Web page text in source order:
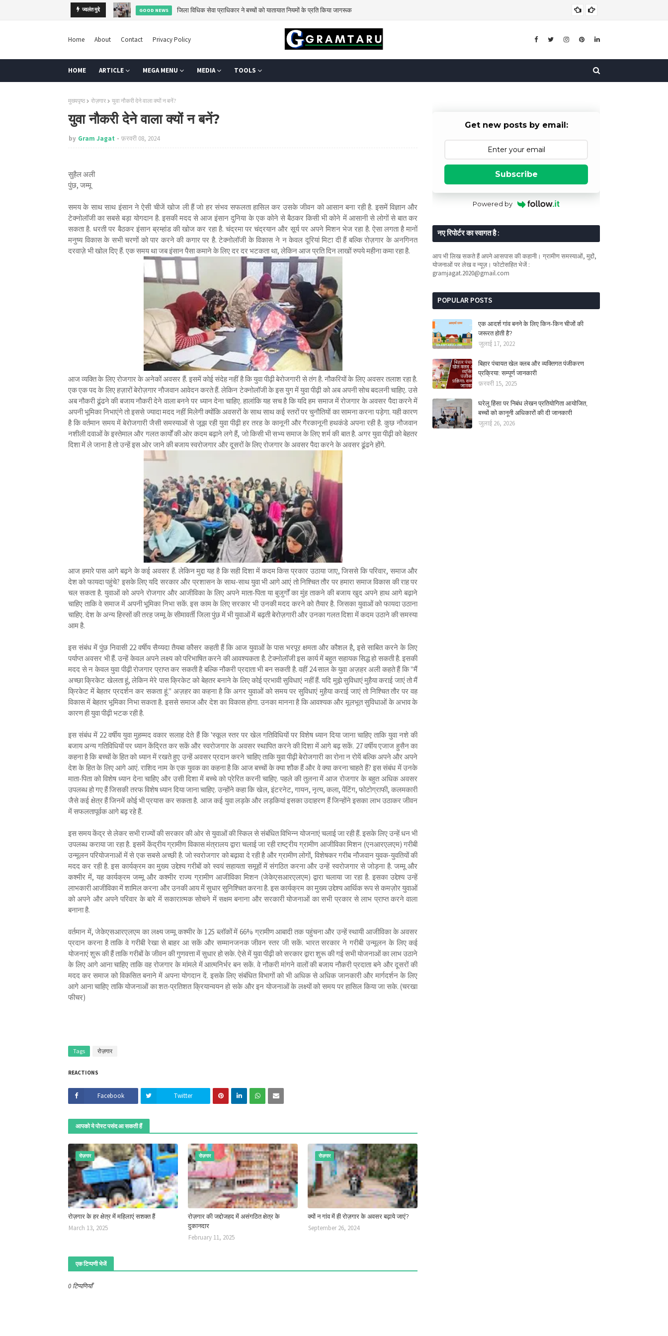
ज्वलंत मुद्दे GOOD NEWS जिला विधिक सेवा प्राधिकार ने बच्चों को यातायात नियमों के प्रति किया जागरूक
Home About Contact Privacy Policy
HOME ARTICLE MEGA MENU MEDIA TOOLS
मुख्यपृष्ठ रोज़गार युवा नौकरी देने वाला क्यों न बनें?
युवा नौकरी देने वाला क्यों न बनें?
by Gram Jagat फ़रवरी 08, 2024
सुहैल अली
पुंछ, जम्मू
समय के साथ साथ इंसान ने ऐसी चीजें खोज ली हैं जो हर संभव सफलता हासिल कर उसके जीवन को आसान बना रही है. इसमें विज्ञान और
टेक्नोलॉजी का सबसे बड़ा योगदान है. इसकी मदद से आज इंसान दुनिया के एक कोने से बैठकर किसी भी कोने में आसानी से लोगों से बात कर
सकता है. धरती पर बैठकर इंसान ब्रम्हांड की खोज कर रहा है. चंद्रमा पर चंद्रयान और सूर्य पर अपने मिशन भेज रहा है. ऐसा लगता है मानों
मनुष्य विकास के सभी चरणों को पार करने की कगार पर है. टेक्नोलॉजी के विकास ने न केवल दूरियां मिटा दी हैं बल्कि रोज़गार के अनगिनत
दरवाज़े भी खोल दिए हैं. एक समय था जब इंसान पैसा कमाने के लिए दर दर भटकता था, लेकिन आज प्रति दिन लाखों रुपये महीना कमा रहा है.
आज व्यक्ति के लिए रोजगार के अनेकों अवसर हैं. इसमें कोई संदेह नहीं है कि युवा पीढ़ी बेरोजगारी से तंग है. नौकरियों के लिए अवसर तलाश रहा है.
एक एक पद के लिए हज़ारों बेरोज़गार नौजवान आवेदन करते हैं. लेकिन टेक्नोलॉजी के इस युग में युवा पीढ़ी को अब अपनी सोच बदलनी चाहिए. उसे
अब नौकरी ढूंढने की बजाय नौकरी देने वाला बनने पर ध्यान देना चाहिए. हालांकि यह सच है कि यदि हम समाज में रोजगार के अवसर पैदा करने में
अपनी भूमिका निभाएंगे तो इससे ज्यादा मदद नहीं मिलेगी क्योंकि अवसरों के साथ साथ कई स्तरों पर चुनौतियों का सामना करना पड़ेगा. यही कारण
है कि वर्तमान समय में बेरोजगारी जैसी समस्याओं से जूझ रही युवा पीढ़ी हर तरह के कानूनी और गैरकानूनी हथकंडे अपना रही है. कुछ नौजवान
नशीली दवाओं के इस्तेमाल और गलत कार्यों की ओर कदम बढ़ाने लगे हैं, जो किसी भी सभ्य समाज के लिए शर्म की बात है. अगर युवा पीढ़ी को बेहतर
दिशा में ले जाना है तो उन्हें इस ओर जाने की बजाय स्वरोजगार और दूसरों के लिए रोजगार के अवसर पैदा करने के अवसर ढूंढने होंगे.
आज हमारे पास आगे बढ़ने के कई अवसर हैं. लेकिन मुद्दा यह है कि सही दिशा में कदम किस प्रकार उठाया जाए, जिससे कि परिवार, समाज और
देश को फायदा पहुंचे? इसके लिए यदि सरकार और प्रशासन के साथ-साथ युवा भी आगे आएं तो निश्चित तौर पर हमारा समाज विकास की राह पर
चल सकता है. युवाओं को अपने रोजगार और आजीविका के लिए अपने माता-पिता या बुजुर्गों का मुंह ताकने की बजाय खुद अपने हाथ आगे बढ़ाने
चाहिए ताकि वे समाज में अपनी भूमिका निभा सकें. इस काम के लिए सरकार भी उनकी मदद करने को तैयार है. जिसका युवाओं को फायदा उठाना
चाहिए. देश के अन्य हिस्सों की तरह जम्मू के सीमावर्ती जिला पुंछ में भी युवाओं में बढ़ती बेरोज़गारी और उनका गलत दिशा में कदम उठाने की समस्या
आम है.
इस संबंध में पुंछ निवासी 22 वर्षीय सैय्यदा तैयबा कौसर कहती हैं कि आज युवाओं के पास भरपूर क्षमता और कौशल है, इसे साबित करने के लिए
पर्याप्त अवसर भी हैं. उन्हें केवल अपने लक्ष्य को परिभाषित करने की आवश्यकता है. टेक्नोलॉजी इस कार्य में बहुत सहायक सिद्ध हो सकती है. इसकी
मदद से न केवल युवा पीढ़ी रोजगार प्राप्त कर सकती है बल्कि नौकरी प्रदाता भी बन सकती है. वहीं 24 साल के युवा अज़हर अली कहते हैं कि "मैं
अच्छा क्रिकेट खेलता हूं, लेकिन मेरे पास क्रिकेट को बेहतर बनाने के लिए कोई प्रभावी सुविधाएं नहीं हैं. यदि मुझे सुविधाएं मुहैया कराई जाएं तो मैं
क्रिकेट में बेहतर प्रदर्शन कर सकता हूं." अज़हर का कहना है कि अगर युवाओं को समय पर सुविधाएं मुहैया कराई जाएं तो निश्चित तौर पर वह
विकास में बेहतर भूमिका निभा सकता है. इससे समाज और देश का विकास होगा. उनका मानना है कि आवश्यक और मूलभूत सुविधाओं के अभाव के
कारण ही युवा पीढ़ी भटक रही है.
इस संबंध में 22 वर्षीय युवा मुहम्मद वकार सलाह देते हैं कि 'स्कूल स्तर पर खेल गतिविधियों पर विशेष ध्यान दिया जाना चाहिए ताकि युवा नशे की
बजाय अन्य गतिविधियों पर ध्यान केंद्रित कर सकें और स्वरोजगार के अवसर स्थापित करने की दिशा में आगे बढ़ सकें. 27 वर्षीय एजाज हुसैन का
कहना है कि बच्चों के हित को ध्यान में रखते हुए उन्हें अवसर प्रदान करने चाहिए ताकि युवा पीढ़ी बेरोजगारी का रोना न रोयें बल्कि अपने और अपने
देश के हित के लिए आगे आएं. राशिद नाम के एक युवक का कहना है कि आज बच्चों के क्या शौक हैं और वे क्या करना चाहते हैं? इस संबंध में उनके
माता-पिता को विशेष ध्यान देना चाहिए और उसी दिशा में बच्चे को प्रेरित करनी चाहिए. पहले की तुलना में आज रोजगार के बहुत अधिक अवसर
उपलब्ध हो गए हैं जिसकी तरफ विशेष ध्यान दिया जाना चाहिए. उन्होंने कहा कि खेल, इंटरनेट, गायन, नृत्य, कला, पेंटिंग, फोटोग्राफी, कलमकारी
जैसे कई क्षेत्र हैं जिनमें कोई भी प्रयास कर सकता है. आज कई युवा लड़के और लड़कियां इसका उदाहरण हैं जिन्होंने इसका लाभ उठाकर जीवन
में सफलतापूर्वक आगे बढ़ रहे हैं.
इस समय केंद्र से लेकर सभी राज्यों की सरकार की ओर से युवाओं की स्किल से संबंधित विभिन्न योजनाएं चलाई जा रही हैं. इसके लिए उन्हें धन भी
उपलब्ध कराया जा रहा है. इसमें केंद्रीय ग्रामीण विकास मंत्रालय द्वारा चलाई जा रही राष्ट्रीय ग्रामीण आजीविका मिशन (एनआरएलएम) गरीबी
उन्मूलन परियोजनाओं में से एक सबसे अच्छी है. जो स्वरोजगार को बढ़ावा दे रही है और ग्रामीण लोगों, विशेषकर गरीब नौजवान युवक-युवतियों की
मदद कर रही है. इस कार्यक्रम का मुख्य उद्देश्य गरीबों को स्वयं सहायता समूहों में संगठित करना और उन्हें स्वरोजगार से जोड़ना है. जम्मू और
कश्मीर में, यह कार्यक्रम जम्मू और कश्मीर राज्य ग्रामीण आजीविका मिशन (जेकेएसआरएलएम) द्वारा चलाया जा रहा है. इसका उद्देश्य उन्हें
लाभकारी आजीविका में शामिल करना और उनकी आय में सुधार सुनिश्चित करना है. इस कार्यक्रम का मुख्य उद्देश्य आर्थिक रूप से कमज़ोर युवाओं
को अपने और अपने परिवार के बारे में सकारात्मक सोचने में सक्षम बनाना और सरकारी योजनाओं का सभी प्रकार से लाभ प्राप्त करने वाला
बनाना है.
वर्तमान में, जेकेएसआरएलएम का लक्ष्य जम्मू कश्मीर के 125 ब्लॉकों में 66% ग्रामीण आबादी तक पहुंचना और उन्हें स्थायी आजीविका के अवसर
प्रदान करना है ताकि वे गरीबी रेखा से बाहर आ सकें और सम्मानजनक जीवन स्तर जी सकें. भारत सरकार ने गरीबी उन्मूलन के लिए कई
योजनाएं शुरू की हैं ताकि गरीबों के जीवन की गुणवत्ता में सुधार हो सके. ऐसे में युवा पीढ़ी को सरकार द्वारा शुरू की गई सभी योजनाओं का लाभ उठाने
के लिए आगे आना चाहिए ताकि वह रोजगार के मांमले में आत्मनिर्भर बन सकें. वे नौकरी मांगने वालों की बजाय नौकरी प्रदाता बने और दूसरों की
मदद कर समाज को विकसित बनाने में अपना योगदान दें. इसके लिए संबंधित विभागों को भी अधिक से अधिक जानकारी और मार्गदर्शन के लिए
आगे आना चाहिए ताकि योजनाओं का शत-प्रतिशत क्रियान्वयन हो सके और इन योजनाओं के लक्ष्यों को समय पर हासिल किया जा सके. (चरखा
फीचर)
Tags रोज़गार
REACTIONS
Facebook Twitter
आपको ये पोस्ट पसंद आ सकती हैं
रोज़गार
रोज़गार के हर क्षेत्र में महिलाएं सशक्त हैं
March 13, 2025
रोज़गार
रोज़गार की जद्दोजहद में असंगठित क्षेत्र के
दुकानदार
February 11, 2025
रोज़गार
क्यों न गांव में ही रोज़गार के अवसर बढ़ाये जाएं?
September 26, 2024
एक टिप्पणी भेजें
0 टिप्पणियाँ
Get new posts by email:
Subscribe
Powered by
नए रिपोर्टर का स्वागत है :
आप भी लिख सकते हैं अपने आसपास की कहानी। ग्रामीण समस्याओं, मुद्दों,
योजनाओं पर लेख व न्यूज़। फोटोसहित भेजें :
gramjagat.2020@gmail.com
POPULAR POSTS
एक आदर्श गांव बनने के लिए किन-किन चीजों की
जरूरत होती है?
जुलाई 17, 2022
बिहार पंचायत खेल क्लब और व्यक्तिगत पंजीकरण
प्रक्रिया: सम्पूर्ण जानकारी
फ़रवरी 15, 2025
घरेलू हिंसा पर निबंध लेखन प्रतियोगिता आयोजित,
बच्चों को कानूनी अधिकारों की दी जानकारी
जुलाई 26, 2026